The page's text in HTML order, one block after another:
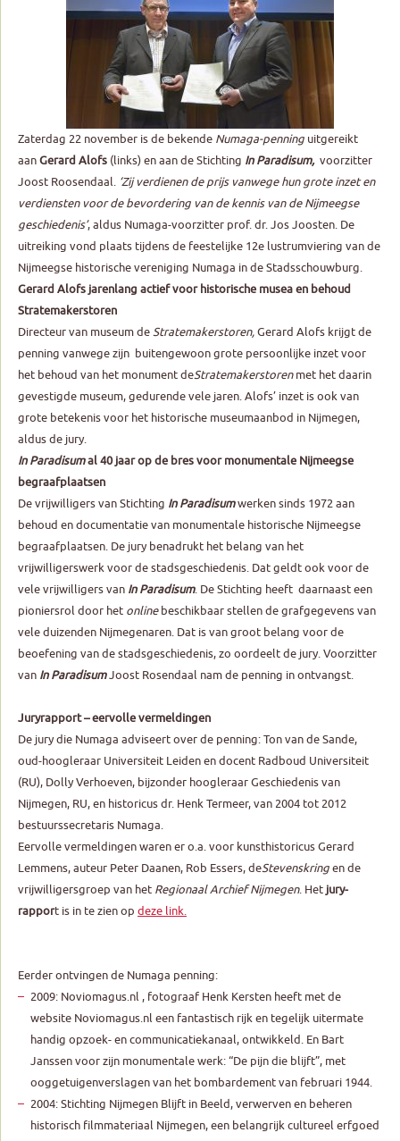
Zaterdag 22 november is de bekende Numaga-penning uitgereikt
aanGerard Alofs (links) en aan de Stichting In Paradisum, voorzitter
Joost Roosendaal. ‘Zij verdienen de prijs vanwege hun grote inzet en
verdiensten voor de bevordering van de kennis van de Nijmeegse
geschiedenis’, aldus Numaga-voorzitter prof. dr. Jos Joosten. De
uitreiking vond plaats tijdens de feestelijke 12e lustrumviering van de
Nijmeegse historische vereniging Numaga in de Stadsschouwburg.
Gerard Alofs jarenlang actief voor historische musea en behoud
Stratemakerstoren
Directeur van museum deStratemakerstoren,Gerard Alofs krijgt de
penning vanwege zijn buitengewoon grote persoonlijke inzet voor
het behoud van het monument deStratemakerstorenmet het daarin
gevestigde museum, gedurende vele jaren. Alofs’ inzet is ook van
grote betekenis voor het historische museumaanbod in Nijmegen,
aldus de jury.
In Paradisumal 40 jaar op de bresvoor monumentale Nijmeegse
begraafplaatsen
De vrijwilligers van Stichting In Paradisumwerken sinds 1972 aan
behoud en documentatie van monumentale historische Nijmeegse
begraafplaatsen. De jury benadrukt het belang van het
vrijwilligerswerk voor de stadsgeschiedenis. Dat geldt ook voor de
vele vrijwilligers van In Paradisum. De Stichting heeft daarnaast een
pioniersrol door het onlinebeschikbaar stellen de grafgegevens van
vele duizenden Nijmegenaren. Dat is van groot belang voor de
beoefening van de stadsgeschiedenis, zo oordeelt de jury. Voorzitter
van In ParadisumJoost Rosendaal nam de penning in ontvangst.
Juryrapport – eervolle vermeldingen
De jury die Numaga adviseert over de penning: Ton van de Sande,
oud-hoogleraar Universiteit Leiden en docent Radboud Universiteit
(RU), Dolly Verhoeven, bijzonder hoogleraar Geschiedenis van
Nijmegen, RU, en historicus dr. Henk Termeer, van 2004 tot 2012
bestuurssecretaris Numaga.
Eervolle vermeldingen waren er o.a. voor kunsthistoricus Gerard
Lemmens, auteur Peter Daanen, Rob Essers, deStevenskringen de
vrijwilligersgroep van het Regionaal Archief Nijmegen. Het jury-
rapport is in te zien op deze link.
Eerder ontvingen de Numaga penning:
2009: Noviomagus.nl , fotograaf Henk Kersten heeft met de
website Noviomagus.nl een fantastisch rijk en tegelijk uitermate
handig opzoek- en communicatiekanaal, ontwikkeld. En Bart
Janssen voor zijn monumentale werk: “De pijn die blijft”, met
ooggetuigenverslagen van het bombardement van februari 1944.
2004:Stichting Nijmegen Blijft in Beeld, verwerven en beheren
historisch filmmateriaal Nijmegen, een belangrijk cultureel erfgoed